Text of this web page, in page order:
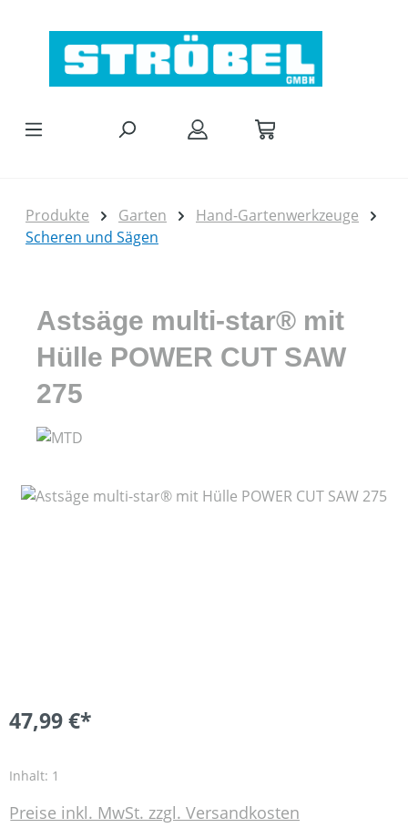
Produkte Garten
Hand-Gartenwerkzeuge
Scheren und Sägen
Astsäge multi-star® mit
Hülle POWER CUT SAW
275
Bildergalerie überspringen
47,99 €*
Inhalt: 1
Preise inkl. MwSt. zzgl. Versandkosten